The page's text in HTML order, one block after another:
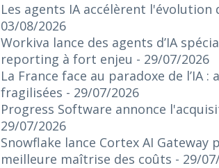
Les agents IA accélèrent
03/08/2026
Workiva lance des agents d’IA
reporting à fort enjeu - 29/07/2026
La France face au paradoxe de l’IA
fragilisées - 29/07/2026
Progress Software annonce
29/07/2026
Snowflake lance Cortex AI
meilleure maîtrise des coûts - 29/